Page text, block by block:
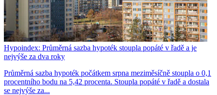
Hypoindex: Průměrná sazba hypoték stoupla popáté v řadě a je
nejvýše za dva roky
Průměrná sazba hypoték počátkem srpna meziměsíčně stoupla o 0,1
procentního bodu na 5,42 procenta. Stoupla popáté v řadě a dostala
se nejvýše za...